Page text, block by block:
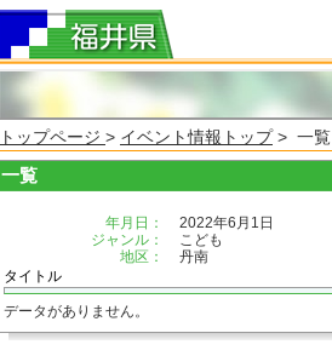
トップページ > イベント情報トップ> 一覧
一覧
年月日：
2022年6月1日
ジャンル：
こども
地区：
丹南
タイトル
データがありません。